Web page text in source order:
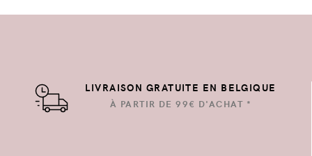
LIVRAISON GRATUITE EN BELGIQUE
À PARTIR DE 99€ D'ACHAT *